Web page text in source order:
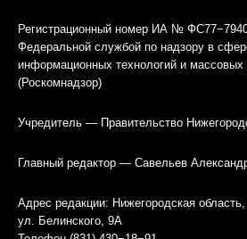
Регистрационный номер ИА №
Федеральной службой по надзору в
информационных технологий и массовых
(Роскомнадзор)
Учредитель — Правительство
Главный редактор — Савельев
Адрес редакции: Нижегородская
ул. Белинского, 9А